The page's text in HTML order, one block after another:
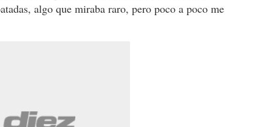
algo que miraba raro, pero poco a poco me